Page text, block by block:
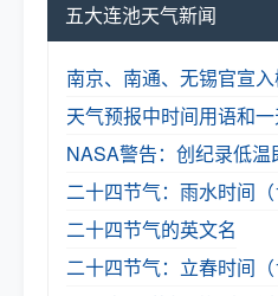
五大连池天气新闻
南京、南通、无锡官宣入
天气预报中时间用语和
NASA警告：创纪录低温
二十四节气：雨水时间
二十四节气的英文名
二十四节气：立春时间